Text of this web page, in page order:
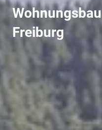
Freiburg